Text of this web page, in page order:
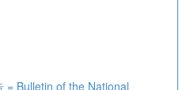
= Bulletin of the National